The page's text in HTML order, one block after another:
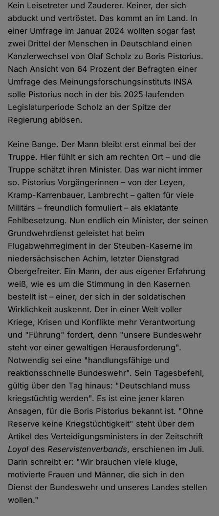
Kein Leisetreter und Zauderer. Keiner, der sich
abduckt und vertröstet. Das kommt an im Land. In
einer Umfrage im Januar 2024 wollten sogar fast
zwei Drittel der Menschen in Deutschland einen
Kanzlerwechsel von Olaf Scholz zu Boris Pistorius.
Nach Ansicht von 64 Prozent der Befragten einer
Umfrage des Meinungsforschungsinstituts INSA
solle Pistorius noch in der bis 2025 laufenden
Legislaturperiode Scholz an der Spitze der
Regierung ablösen.
Keine Bange. Der Mann bleibt erst einmal bei der
Truppe. Hier fühlt er sich am rechten Ort – und die
Truppe schätzt ihren Minister. Das war nicht immer
so. Pistorius Vorgängerinnen – von der Leyen,
Kramp-Karrenbauer, Lambrecht – galten für viele
Militärs – freundlich formuliert – als eklatante
Fehlbesetzung. Nun endlich ein Minister, der seinen
Grundwehrdienst geleistet hat beim
Flugabwehrregiment in der Steuben-Kaserne im
niedersächsischen Achim, letzter Dienstgrad
Obergefreiter. Ein Mann, der aus eigener Erfahrung
weiß, wie es um die Stimmung in den Kasernen
bestellt ist – einer, der sich in der soldatischen
Wirklichkeit auskennt. Der in einer Welt voller
Kriege, Krisen und Konflikte mehr Verantwortung
und "Führung" fordert, denn "unsere Bundeswehr
steht vor einer gewaltigen Herausforderung".
Notwendig sei eine "handlungsfähige und
reaktionsschnelle Bundeswehr". Sein Tagesbefehl,
gültig über den Tag hinaus: "Deutschland muss
kriegstüchtig werden". Es ist eine jener klaren
Ansagen, für die Boris Pistorius bekannt ist. "Ohne
Reserve keine Kriegstüchtigkeit" steht über dem
Artikel des Verteidigungsministers in der Zeitschrift
Loyal desReservistenverbands, erschienen im Juli.
Darin schreibt er: "Wir brauchen viele kluge,
motivierte Frauen und Männer, die sich in den
Dienst der Bundeswehr und unseres Landes stellen
wollen."